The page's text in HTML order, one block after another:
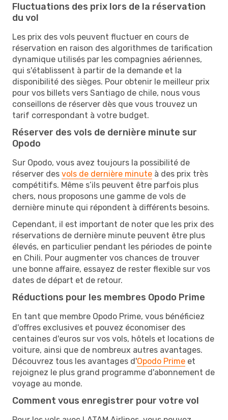
Fluctuations des prix lors de la réservation
du vol
Les prix des vols peuvent fluctuer en cours de
réservation en raison des algorithmes de tarification
dynamique utilisés par les compagnies aériennes,
qui s'établissent à partir de la demande et la
disponibilité des sièges. Pour obtenir le meilleur prix
pour vos billets vers Santiago de chile, nous vous
conseillons de réserver dès que vous trouvez un
tarif correspondant à votre budget.
Réserver des vols de dernière minute sur
Opodo
Sur Opodo, vous avez toujours la possibilité de
réserver des vols de dernière minute à des prix très
compétitifs. Même s’ils peuvent être parfois plus
chers, nous proposons une gamme de vols de
dernière minute qui répondent à différents besoins.
Cependant, il est important de noter que les prix des
réservations de dernière minute peuvent être plus
élevés, en particulier pendant les périodes de pointe
en Chili. Pour augmenter vos chances de trouver
une bonne affaire, essayez de rester flexible sur vos
dates de départ et de retour.
Réductions pour les membres Opodo Prime
En tant que membre Opodo Prime, vous bénéficiez
d'offres exclusives et pouvez économiser des
centaines d'euros sur vos vols, hôtels et locations de
voiture, ainsi que de nombreux autres avantages.
Découvrez tous les avantages d'Opodo Prime et
rejoignez le plus grand programme d'abonnement de
voyage au monde.
Comment vous enregistrer pour votre vol